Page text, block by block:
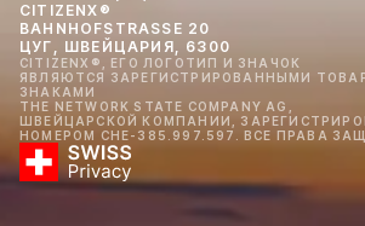
CITIZENX®
BAHNHOFSTRASSE 20
ЦУГ, ШВЕЙЦАРИЯ, 6300
CITIZENX®, ЕГО ЛОГОТИП И ЗНАЧОК
ЯВЛЯЮТСЯ ЗАРЕГИСТРИРОВАННЫМИ
ЗНАКАМИ
THE NETWORK STATE COMPANY AG,
ШВЕЙЦАРСКОЙ КОМПАНИИ,
НОМЕРОМ CHE-385.997.597. ВСЕ ПРАВА